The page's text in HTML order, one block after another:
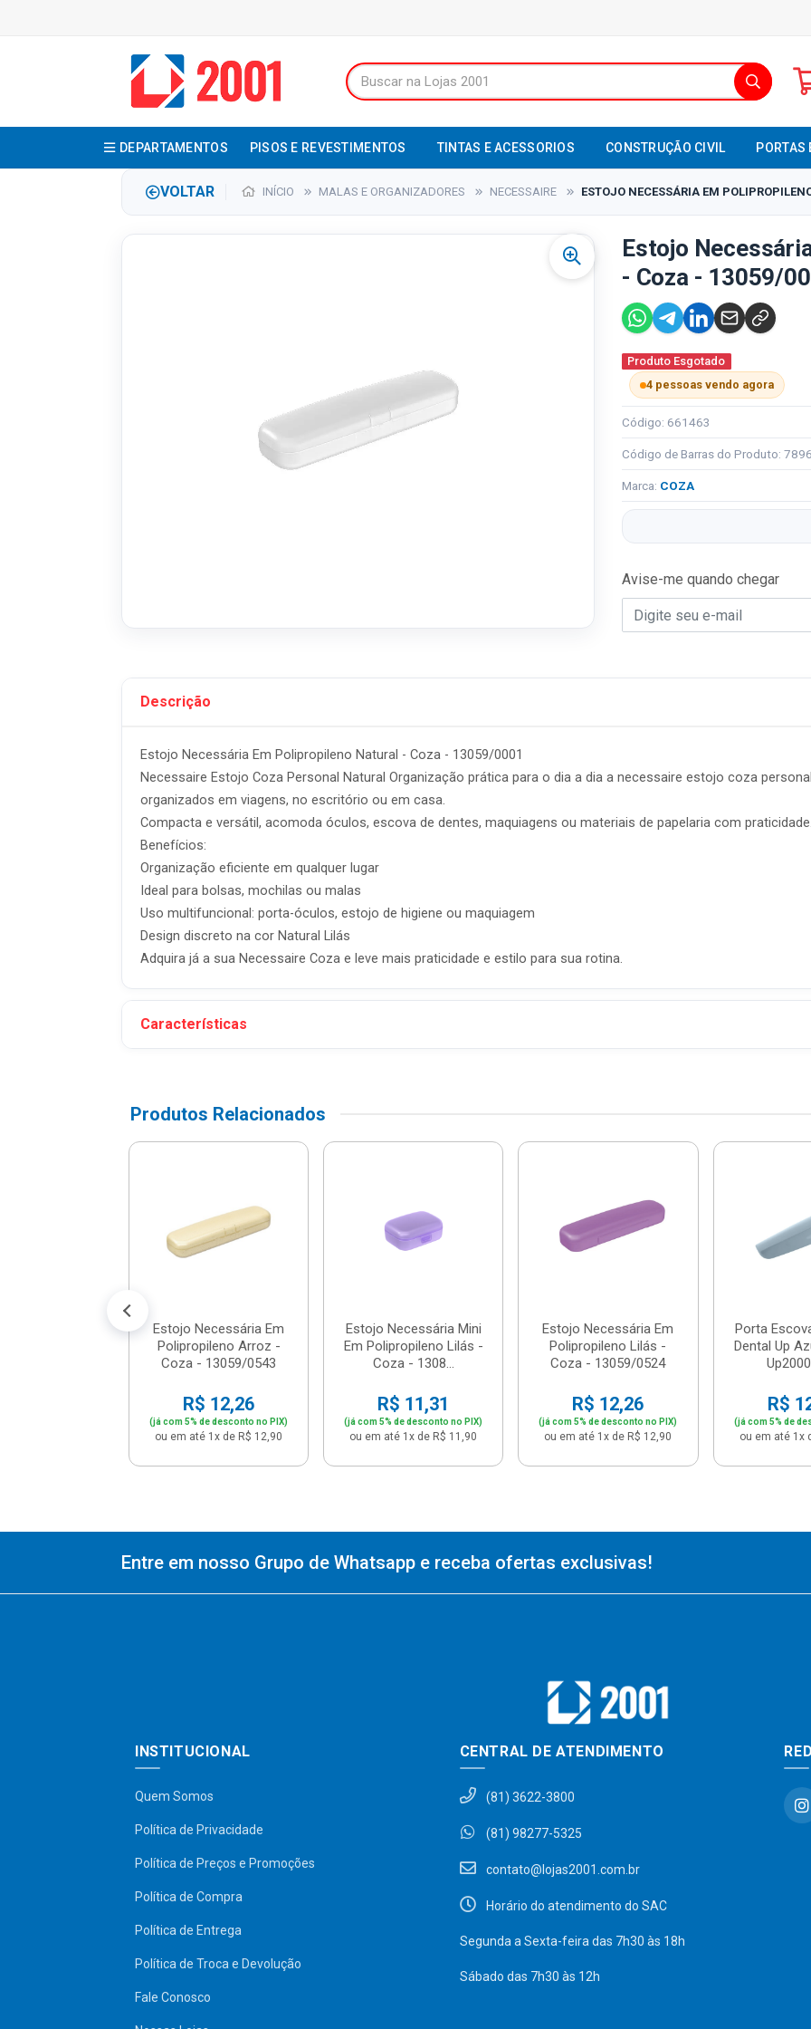
DEPARTAMENTOS PISOS E REVESTIMENTOS TINTAS E ACESSORIOS CONSTRUÇÃO CIVIL PORTAS
VOLTAR INÍCIO MALAS E ORGANIZADORES NECESSAIRE ESTOJO NECESSÁRIA EM
Estojo
- Coza - 13059/
Produto Esgotado
4 pessoas vendo agora
Código: 661463
Código de Barras do Produto:
Marca: COZA
Avise-me quando chegar
Descrição
Estojo Necessária Em Polipropileno Natural - Coza - 13059/0001
Necessaire Estojo Coza Personal Natural Organização prática para o dia a dia a necessaire estojo coza
organizados em viagens, no escritório ou em casa.
Compacta e versátil, acomoda óculos, escova de dentes, maquiagens ou materiais de papelaria com praticidade.
Benefícios:
Organização eficiente em qualquer lugar
Ideal para bolsas, mochilas ou malas
Uso multifuncional: porta-óculos, estojo de higiene ou maquiagem
Design discreto na cor Natural Lilás
Adquira já a sua Necessaire Coza e leve mais praticidade e estilo para sua rotina.
Características
Produtos Relacionados
Estojo Necessária Em
Polipropileno Arroz -
Coza - 13059/0543
R$ 12,26
(já com 5% de desconto no PIX)
ou em até 1x de R$ 12,90
Estojo Necessária Mini
Em Polipropileno Lilás -
Coza - 1308...
R$ 11,31
(já com 5% de desconto no PIX)
ou em até 1x de R$ 11,90
Estojo Necessária Em
Polipropileno Lilás -
Coza - 13059/0524
R$ 12,26
(já com 5% de desconto no PIX)
ou em até 1x de R$ 12,90
Porta
Dental Up
R$
(já com 5% de
ou em até 1x
Entre em nosso Grupo de Whatsapp e receba ofertas exclusivas!
INSTITUCIONAL
Quem Somos
Política de Privacidade
Política de Preços e Promoções
Política de Compra
Política de Entrega
Política de Troca e Devolução
Fale Conosco
CENTRAL DE ATENDIMENTO
(81) 3622-3800
(81) 98277-5325
contato@lojas2001.com.br
Horário do atendimento do SAC
Segunda a Sexta-feira das 7h30 às 18h
Sábado das 7h30 às 12h